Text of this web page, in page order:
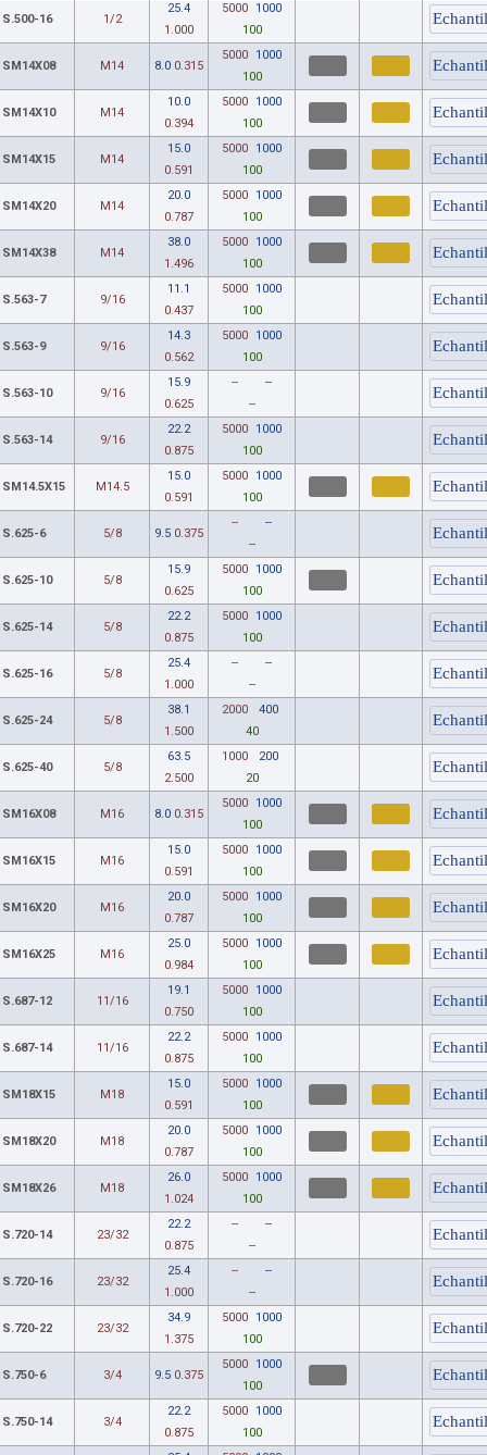
S.500-16 1/2
25.4
1.000
5000
1000
100
SM14X08 M14 8.0 0.315
5000
1000
100
SM14X10 M14
10.0
0.394
5000
1000
100
SM14X15 M14
15.0
0.591
5000
1000
100
SM14X20 M14
20.0
0.787
5000
1000
100
SM14X38 M14
38.0
1.496
5000
1000
100
S.563-7 9/16
11.1
0.437
5000
1000
100
S.563-9 9/16
14.3
0.562
5000
1000
100
S.563-10 9/16
15.9
0.625
--
--
--
S.563-14 9/16
22.2
0.875
5000
1000
100
SM14.5X15 M14.5
15.0
0.591
5000
1000
100
S.625-6 5/8 9.5 0.375
--
--
--
S.625-10 5/8
15.9
0.625
5000
1000
100
S.625-14 5/8
22.2
0.875
5000
1000
100
S.625-16 5/8
25.4
1.000
--
--
--
S.625-24 5/8
38.1
1.500
2000
400
40
S.625-40 5/8
63.5
2.500
1000
200
20
SM16X08 M16 8.0 0.315
5000
1000
100
SM16X15 M16
15.0
0.591
5000
1000
100
SM16X20 M16
20.0
0.787
5000
1000
100
SM16X25 M16
25.0
0.984
5000
1000
100
S.687-12 11/16
19.1
0.750
5000
1000
100
S.687-14 11/16
22.2
0.875
5000
1000
100
SM18X15 M18
15.0
0.591
5000
1000
100
SM18X20 M18
20.0
0.787
5000
1000
100
SM18X26 M18
26.0
1.024
5000
1000
100
S.720-14 23/32
22.2
0.875
--
--
--
S.720-16 23/32
25.4
1.000
--
--
--
S.720-22 23/32
34.9
1.375
5000
1000
100
S.750-6 3/4 9.5 0.375
5000
1000
100
S.750-14 3/4
22.2
0.875
5000
1000
100